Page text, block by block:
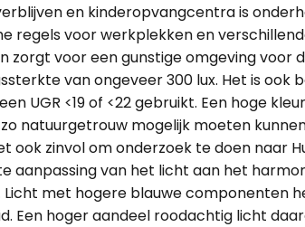
en kinderopvangcentra is
regels voor werkplekken en
zorgt voor een gunstige omgeving
van ongeveer 300 lux. Het is
UGR <19 of <22 gebruikt. Een hoge
natuurgetrouw mogelijk moeten
ook zinvol om onderzoek te doen naar
aanpassing van het licht aan het
Licht met hogere blauwe componenten
Een hoger aandeel roodachtig licht